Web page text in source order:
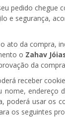
pedido
e segurança,
ato da compra,
o Zahav
da
receber
poderá usar os
os seguintes